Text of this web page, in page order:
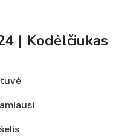
| Kodėlčiukas